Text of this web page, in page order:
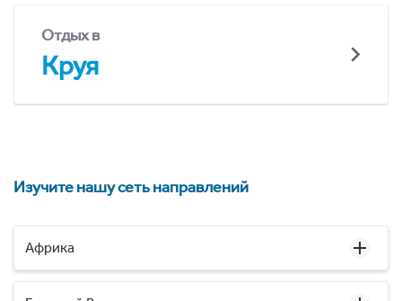
Отдых в
Круя
Изучите нашу сеть направлений
Африка